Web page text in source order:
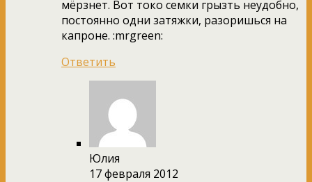
мёрзнет. Вот токо семки грызть неудобно,
постоянно одни затяжки, разоришься на
капроне. :mrgreen:
Ответить
Юлия
17 февраля 2012